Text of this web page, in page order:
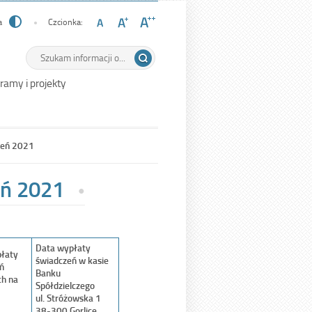
Czcionka:
Wyszukiwarka
Tutaj
wpisz
szukaną
frazę:
i projekty
2021
2021
na
Data wypłaty
świadczeń w kasie
Banku
Spółdzielczego
ul. Stróżowska 1